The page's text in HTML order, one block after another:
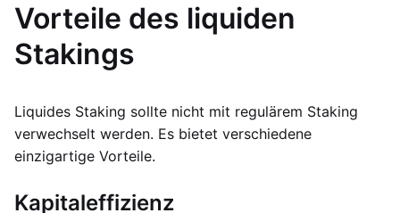
Vorteile des liquiden
Stakings
Liquides Staking sollte nicht mit regulärem Staking
verwechselt werden. Es bietet verschiedene
einzigartige Vorteile.
Kapitaleffizienz